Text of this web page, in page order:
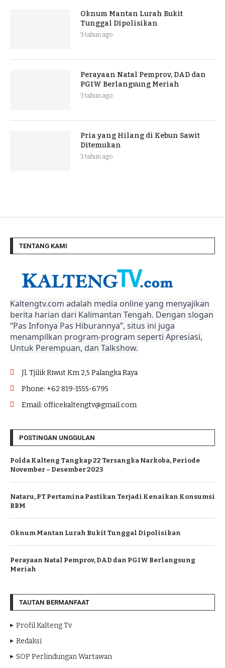
Oknum Mantan Lurah Bukit
Tunggal Dipolisikan
3 tahun ago
Perayaan Natal Pemprov, DAD dan
PGIW Berlangsung Meriah
3 tahun ago
Pria yang Hilang di Kebun Sawit
Ditemukan
3 tahun ago
TENTANG KAMI
Kaltengtv.com adalah media online yang menyajikan
berita harian dari Kalimantan Tengah. Dengan slogan
“Pas Infonya Pas Hiburannya”, situs ini juga
menampilkan program-program seperti Apresiasi,
Untuk Perempuan, dan Talkshow.
Jl. Tjilik Riwut Km 2,5 Palangka Raya
Phone: +62 819-1555-6795
Email: officekaltengtv@gmail.com
POSTINGAN UNGGULAN
Polda Kalteng Tangkap 22 Tersangka Narkoba, Periode
November – Desember 2023
Nataru, PT Pertamina Pastikan Terjadi Kenaikan Konsumsi
BBM
Oknum Mantan Lurah Bukit Tunggal Dipolisikan
Perayaan Natal Pemprov, DAD dan PGIW Berlangsung
Meriah
TAUTAN BERMANFAAT
Profil Kalteng Tv
Redaksi
SOP Perlindungan Wartawan